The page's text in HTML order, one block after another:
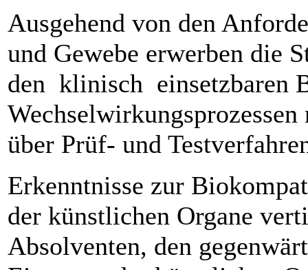
Ausgehend von den
und Gewebe erwerben die
den klinisch einsetzbaren
über Prüf- und
Erkenntnisse zur
der künstlichen Organe
Absolventen, den